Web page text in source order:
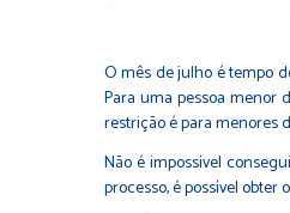
O mês de julho é tempo
Para uma pessoa menor
restrição é para menores
Não é impossível
processo, é possível